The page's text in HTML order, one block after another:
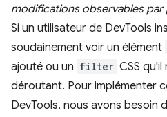
modifications observables
Si un utilisateur de DevTools
soudainement voir un élément
ajouté ou un filter CSS
déroutant. Pour implémenter
DevTools, nous avons besoin